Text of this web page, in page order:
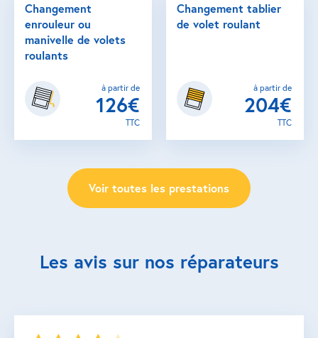
Changement
enrouleur ou
manivelle de volets
roulants
à partir de
126€
TTC
Changement tablier
de volet roulant
à partir de
204€
TTC
Voir toutes les prestations
Les avis sur nos réparateurs